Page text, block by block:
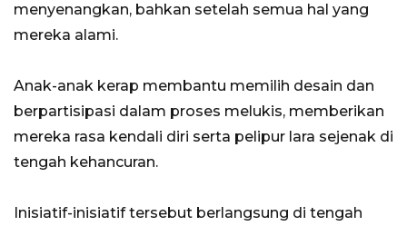
menyenangkan, bahkan setelah semua hal yang
mereka alami.
Anak-anak kerap membantu memilih desain dan
berpartisipasi dalam proses melukis, memberikan
mereka rasa kendali diri serta pelipur lara sejenak di
tengah kehancuran.
Inisiatif-inisiatif tersebut berlangsung di tengah